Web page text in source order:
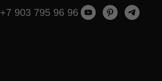
+7 903 795 96 96